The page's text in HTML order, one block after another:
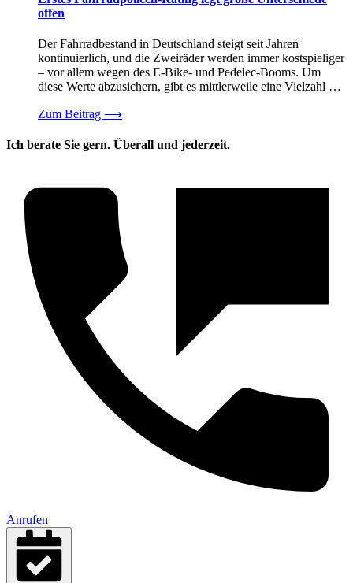
offen
Der Fahrradbestand in Deutschland steigt seit Jahren
kontinuierlich, und die Zweiräder werden immer kostspieliger
– vor allem wegen des E-Bike- und Pedelec-Booms. Um
diese Werte abzusichern, gibt es mittlerweile eine Vielzahl …
Zum Beitrag ⟶
Ich berate Sie gern. Überall und jederzeit.
Anrufen